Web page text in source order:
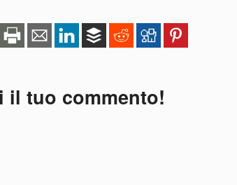
il tuo commento!